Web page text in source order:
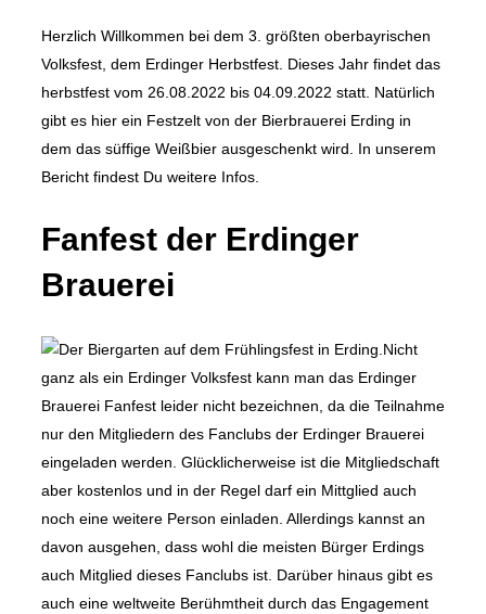
Herzlich Willkommen bei dem 3. größten oberbayrischen
Volksfest, dem Erdinger Herbstfest. Dieses Jahr findet das
herbstfest vom 26.08.2022 bis 04.09.2022 statt. Natürlich
gibt es hier ein Festzelt von der Bierbrauerei Erding in
dem das süffige Weißbier ausgeschenkt wird. In unserem
Bericht findest Du weitere Infos.
Fanfest der Erdinger
Brauerei
Nicht
ganz als ein Erdinger Volksfest kann man das Erdinger
Brauerei Fanfest leider nicht bezeichnen, da die Teilnahme
nur den Mitgliedern des Fanclubs der Erdinger Brauerei
eingeladen werden. Glücklicherweise ist die Mitgliedschaft
aber kostenlos und in der Regel darf ein Mittglied auch
noch eine weitere Person einladen. Allerdings kannst an
davon ausgehen, dass wohl die meisten Bürger Erdings
auch Mitglied dieses Fanclubs ist. Darüber hinaus gibt es
auch eine weltweite Berühmtheit durch das Engagement